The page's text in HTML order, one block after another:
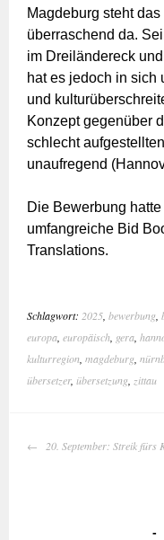
Magdeburg steht
überraschend da.
im Dreiländereck
hat es jedoch in sich
und
Konzept gegenüber
schlecht
unaufregend
Die Bewerbung
umfangreiche Bid
Translations.
Schlagwort: 2025 ,bewerbung ,
europa ,europäisch gera ,
kulturregion ,magdeburg ,
übersetzer,übersetzung zittau
BEITRAGS-
20. September: Streik fürs